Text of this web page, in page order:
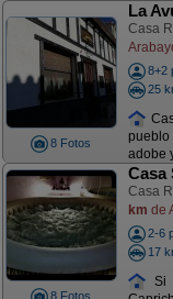
8 Fotos
La
Casa
8+2
25
adobe
8 Fotos
Casa
Casa
km de
2-6
17
Si